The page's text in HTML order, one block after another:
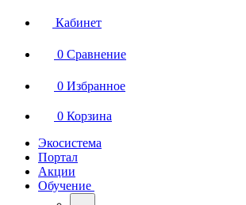
Кабинет
0 Сравнение
0 Избранное
0 Корзина
Экосистема
Портал
Акции
Обучение